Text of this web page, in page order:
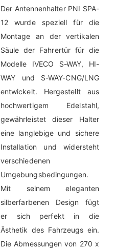
Der Antennenhalter PNI SPA-
12 wurde speziell für die
Montage an der vertikalen
Säule der Fahrertür für die
Modelle IVECO S-WAY, HI-
WAY und S-WAY-CNG/LNG
entwickelt. Hergestellt aus
hochwertigem Edelstahl,
gewährleistet dieser Halter
eine langlebige und sichere
Installation und widersteht
verschiedenen
Umgebungsbedingungen.
Mit seinem eleganten
silberfarbenen Design fügt
er sich perfekt in die
Ästhetik des Fahrzeugs ein.
Die Abmessungen von 270 x